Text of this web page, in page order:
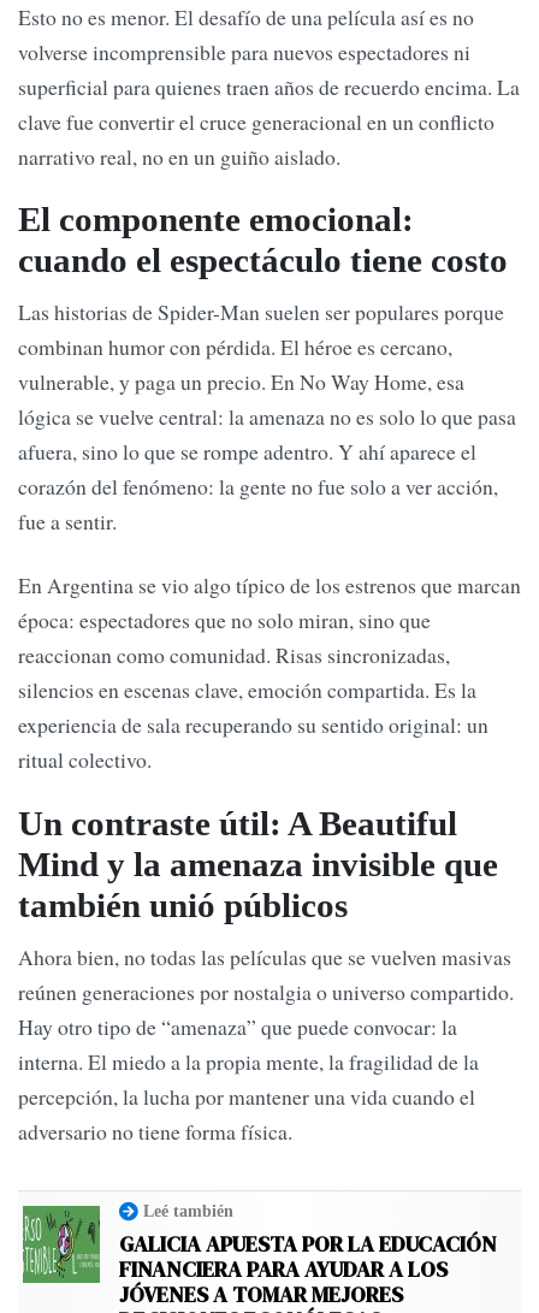
Esto no es menor. El desafío de una película así es no
volverse incomprensible para nuevos espectadores ni
superficial para quienes traen años de recuerdo encima. La
clave fue convertir el cruce generacional en un conflicto
narrativo real, no en un guiño aislado.
El componente emocional:
cuando el espectáculo tiene costo
Las historias de Spider-Man suelen ser populares porque
combinan humor con pérdida. El héroe es cercano,
vulnerable, y paga un precio. En No Way Home, esa
lógica se vuelve central: la amenaza no es solo lo que pasa
afuera, sino lo que se rompe adentro. Y ahí aparece el
corazón del fenómeno: la gente no fue solo a ver acción,
fue a sentir.
En Argentina se vio algo típico de los estrenos que marcan
época: espectadores que no solo miran, sino que
reaccionan como comunidad. Risas sincronizadas,
silencios en escenas clave, emoción compartida. Es la
experiencia de sala recuperando su sentido original: un
ritual colectivo.
Un contraste útil: A Beautiful
Mind y la amenaza invisible que
también unió públicos
Ahora bien, no todas las películas que se vuelven masivas
reúnen generaciones por nostalgia o universo compartido.
Hay otro tipo de “amenaza” que puede convocar: la
interna. El miedo a la propia mente, la fragilidad de la
percepción, la lucha por mantener una vida cuando el
adversario no tiene forma física.
Leé también
GALICIA APUESTA POR LA EDUCACIÓN
FINANCIERA PARA AYUDAR A LOS
JÓVENES A TOMAR MEJORES